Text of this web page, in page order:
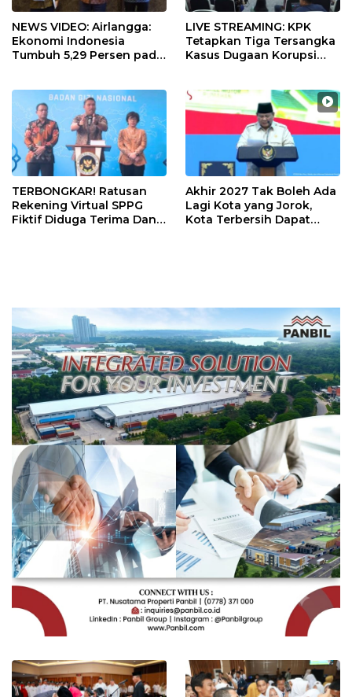
NEWS VIDEO: Airlangga:
Ekonomi Indonesia
Tumbuh 5,29 Persen pada
LIVE STREAMING: KPK
Tetapkan Tiga Tersangka
Kasus Dugaan Korupsi
TERBONGKAR! Ratusan
Rekening Virtual SPPG
Fiktif Diduga Terima Dana
Akhir 2027 Tak Boleh Ada
Lagi Kota yang Jorok,
Kota Terbersih Dapat